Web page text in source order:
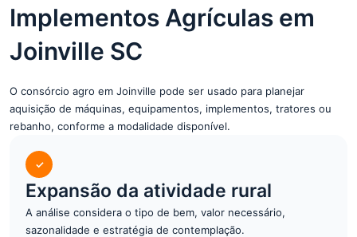
Implementos Agrículas em
Joinville SC
O consórcio agro em Joinville pode ser usado para planejar
aquisição de máquinas, equipamentos, implementos, tratores ou
rebanho, conforme a modalidade disponível.
✓
Expansão da atividade rural
A análise considera o tipo de bem, valor necessário,
sazonalidade e estratégia de contemplação.